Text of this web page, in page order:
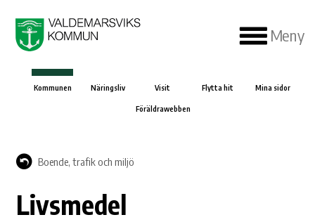
Meny
Kommunen Näringsliv Visit Flytta hit Mina sidor
Föräldrawebben
Boende, trafik och miljö
Livsmedel